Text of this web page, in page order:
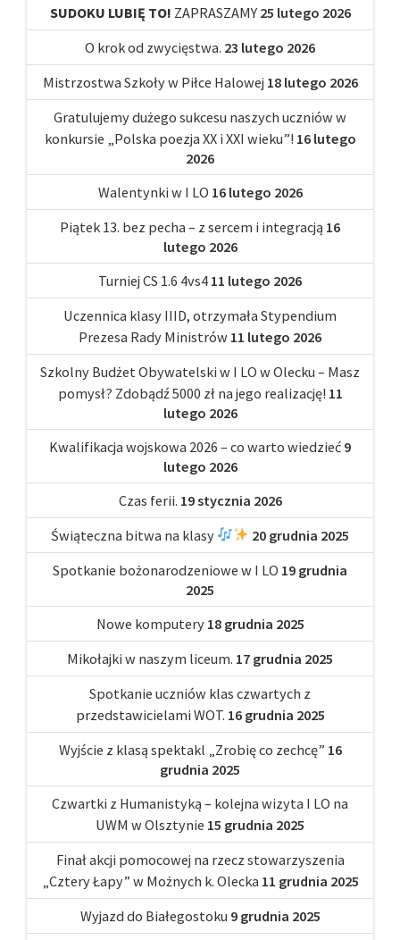
SUDOKU LUBIĘ TO! ZAPRASZAMY 25 lutego 2026
O krok od zwycięstwa. 23 lutego 2026
Mistrzostwa Szkoły w Piłce Halowej 18 lutego 2026
Gratulujemy dużego sukcesu naszych uczniów w
konkursie „Polska poezja XX i XXI wieku”! 16 lutego
2026
Walentynki w I LO 16 lutego 2026
Piątek 13. bez pecha – z sercem i integracją 16
lutego 2026
Turniej CS 1.6 4vs4 11 lutego 2026
Uczennica klasy IIID, otrzymała Stypendium
Prezesa Rady Ministrów 11 lutego 2026
Szkolny Budżet Obywatelski w I LO w Olecku – Masz
pomysł? Zdobądź 5000 zł na jego realizację! 11
lutego 2026
Kwalifikacja wojskowa 2026 – co warto wiedzieć 9
lutego 2026
Czas ferii. 19 stycznia 2026
Świąteczna bitwa na klasy
20 grudnia 2025
Spotkanie bożonarodzeniowe w I LO 19 grudnia
2025
Nowe komputery 18 grudnia 2025
Mikołajki w naszym liceum. 17 grudnia 2025
Spotkanie uczniów klas czwartych z
przedstawicielami WOT. 16 grudnia 2025
Wyjście z klasą spektakl „Zrobię co zechcę” 16
grudnia 2025
Czwartki z Humanistyką – kolejna wizyta I LO na
UWM w Olsztynie 15 grudnia 2025
Finał akcji pomocowej na rzecz stowarzyszenia
„Cztery Łapy” w Możnych k. Olecka 11 grudnia 2025
Wyjazd do Białegostoku 9 grudnia 2025